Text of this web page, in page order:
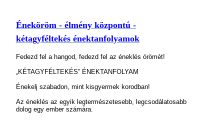
Éneköröm - élmény központú -
kétagyféltekés énektanfolyamok
Fedezd fel a hangod, fedezd fel az éneklés örömét!
„KÉTAGYFÉLTEKÉS” ÉNEKTANFOLYAM
Énekelj szabadon, mint kisgyermek korodban!
Az éneklés az egyik legtermészetesebb, legcsodálatosabb
dolog egy ember számára.